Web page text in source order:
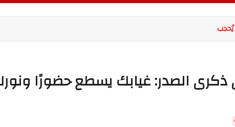
يُحجب
ذكرى الصدر: غيابك يسطع حضورًا